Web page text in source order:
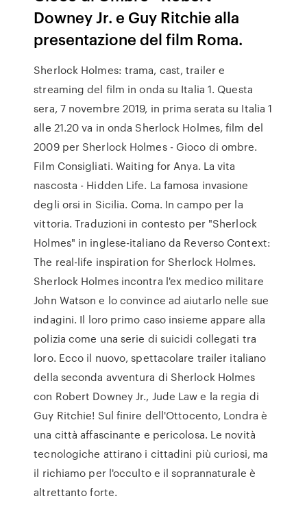
Downey Jr. e Guy Ritchie alla
presentazione del film Roma.
Sherlock Holmes: trama, cast, trailer e
streaming del film in onda su Italia 1. Questa
sera, 7 novembre 2019, in prima serata su Italia 1
alle 21.20 va in onda Sherlock Holmes, film del
2009 per Sherlock Holmes - Gioco di ombre.
Film Consigliati. Waiting for Anya. La vita
nascosta - Hidden Life. La famosa invasione
degli orsi in Sicilia. Coma. In campo per la
vittoria. Traduzioni in contesto per "Sherlock
Holmes" in inglese-italiano da Reverso Context:
The real-life inspiration for Sherlock Holmes.
Sherlock Holmes incontra l'ex medico militare
John Watson e lo convince ad aiutarlo nelle sue
indagini. Il loro primo caso insieme appare alla
polizia come una serie di suicidi collegati tra
loro. Ecco il nuovo, spettacolare trailer italiano
della seconda avventura di Sherlock Holmes
con Robert Downey Jr., Jude Law e la regia di
Guy Ritchie! Sul finire dell'Ottocento, Londra è
una città affascinante e pericolosa. Le novità
tecnologiche attirano i cittadini più curiosi, ma
il richiamo per l'occulto e il soprannaturale è
altrettanto forte.